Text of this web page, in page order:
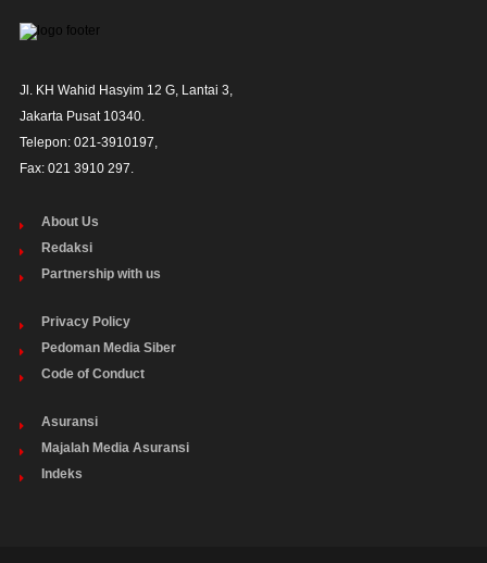
Jl. KH Wahid Hasyim 12 G, Lantai 3,
Jakarta Pusat 10340.
Telepon: 021-3910197,
Fax: 021 3910 297.
About Us
Redaksi
Partnership with us
Privacy Policy
Pedoman Media Siber
Code of Conduct
Asuransi
Majalah Media Asuransi
Indeks